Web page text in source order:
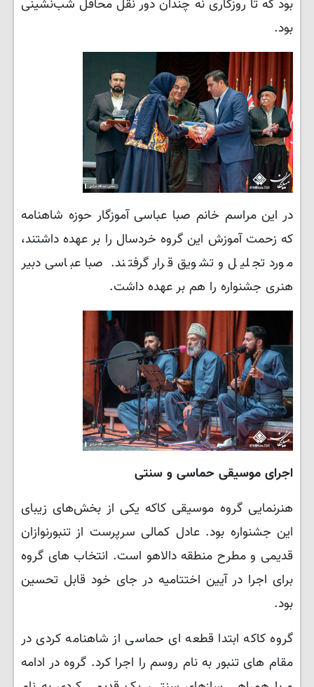
بود که تا روزگاری نه چندان دور نقل محافل شب‌نشینی
بود.
در این مراسم خانم صبا عباسی آموزگار حوزه شاهنامه
که زحمت آموزش این گروه خردسال را بر عهده داشتند،
مورد تجلیل و تشویق قرار گرفتند. صبا عباسی دبیر
هنری جشنواره را هم بر عهده داشت.
اجرای موسیقی حماسی و سنتی
هنرنمایی گروه موسیقی کاکه یکی از بخش‌های زیبای
این جشنواره بود. عادل کمالی سرپرست از تنبورنوازان
قدیمی و مطرح منطقه دالاهو است‌. انتخاب های گروه
برای اجرا در آیین اختتامیه در جای خود قابل تحسین
بود.
گروه کاکه ابتدا قطعه ای حماسی از شاهنامه کردی در
مقام های تنبور به نام روسم را اجرا کرد. گروه در ادامه